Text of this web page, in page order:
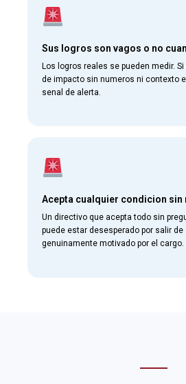
Sus logros son vagos o no
Los logros reales se pueden medir.
de impacto sin numeros ni contexto
senal de alerta.
Acepta cualquier condicion sin
Un directivo que acepta todo sin
puede estar desesperado por salir
genuinamente motivado por el cargo.